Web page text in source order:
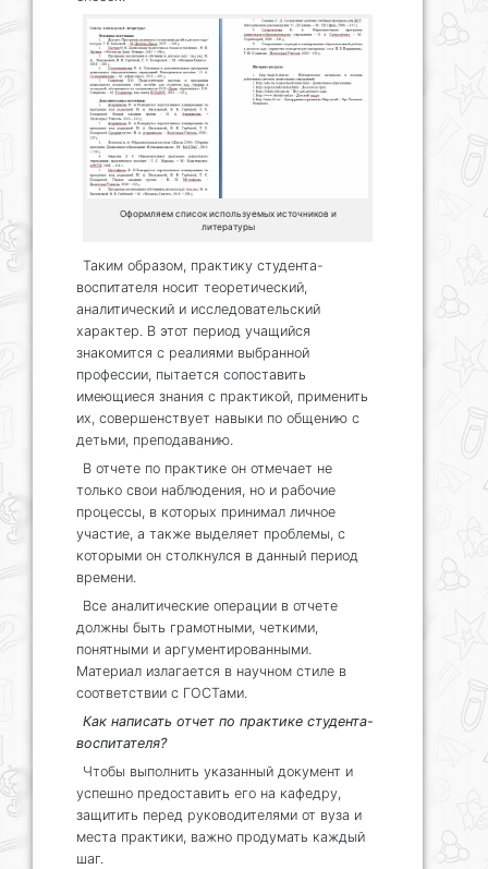
Оформляем список используемых источников и
литературы
Таким образом, практику студента-
воспитателя носит теоретический,
аналитический и исследовательский
характер. В этот период учащийся
знакомится с реалиями выбранной
профессии, пытается сопоставить
имеющиеся знания с практикой, применить
их, совершенствует навыки по общению с
детьми, преподаванию.
В отчете по практике он отмечает не
только свои наблюдения, но и рабочие
процессы, в которых принимал личное
участие, а также выделяет проблемы, с
которыми он столкнулся в данный период
времени.
Все аналитические операции в отчете
должны быть грамотными, четкими,
понятными и аргументированными.
Материал излагается в научном стиле в
соответствии с ГОСТами.
Как написать отчет по практике студента-
воспитателя?
Чтобы выполнить указанный документ и
успешно предоставить его на кафедру,
защитить перед руководителями от вуза и
места практики, важно продумать каждый
шаг.